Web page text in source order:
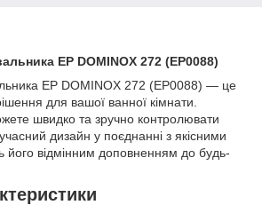
EP DOMINOX 272 (EP0088)
EP DOMINOX 272 (EP0088) — це
для вашої ванної кімнати.
швидко та зручно контролювати
дизайн у поєднанні з якісними
його відмінним доповненням до будь-